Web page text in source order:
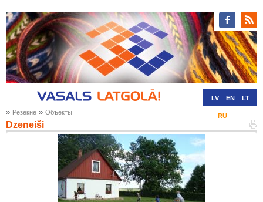
LV EN LT
RU
» Резекне » Oбъекты
Dzeneiši